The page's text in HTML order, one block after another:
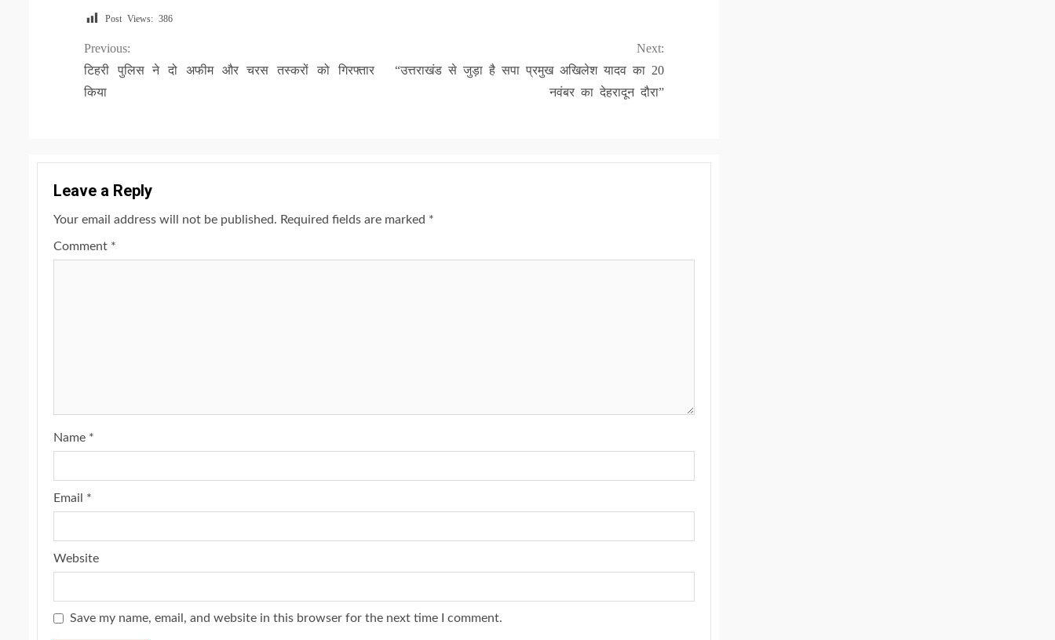
Post Views: 386
Continue
Reading
Previous:
टिहरी पुलिस ने दो अफीम और चरस तस्करों को गिरफ्तार
किया
Next:
“उत्तराखंड से जुड़ा है सपा प्रमुख अखिलेश यादव का 20
नवंबर का देहरादून दौरा”
Leave a Reply
Your email address will not be published. Required fields are marked *
Comment *
Name *
Email *
Website
Save my name, email, and website in this browser for the next time I comment.